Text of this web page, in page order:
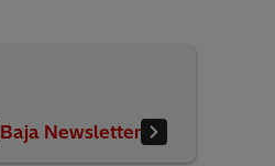
Baja Newsletter